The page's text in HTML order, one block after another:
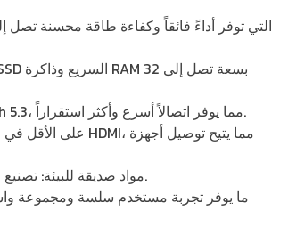
تقنيات اتصال متقدمة: يحتوي على أحدث تقنيات الاتصال بما في ذلك Wi-Fi 6E وBluetooth 5.3، مما يوفر اتصالاً أسرع وأكثر استقراراً.
مواد صديقة للبيئة: تصنيع الجهاز باستخدام مواد معاد تدويرها وصديقة للبيئة، مما يعزز الاستدامة ويقلل من الأثر البيئي.